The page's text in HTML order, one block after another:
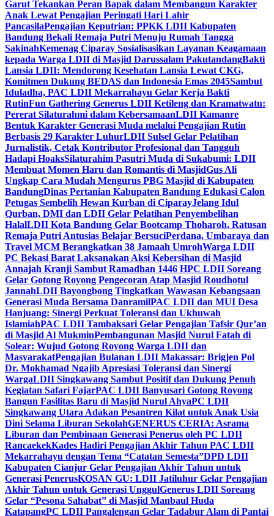
Garut Tekankan Peran Bapak dalam Membangun Karakter
Anak Lewat Pengajian Peringati Hari Lahir
PancasilaPengajian Keputrian: PPKK LDII Kabupaten
Bandung Bekali Remaja Putri Menuju Rumah Tangga
SakinahKemenag Ciparay Sosialisasikan Layanan Keagamaan
kepada Warga LDII di Masjid Darussalam PakutandangBakti
Lansia LDII: Mendorong Kesehatan Lansia Lewat CKG,
Komitmen Dukung BEDAS dan Indonesia Emas 2045Sambut
Iduladha, PAC LDII Mekarrahayu Gelar Kerja Bakti
RutinFun Gathering Generus LDII Ketileng dan Kramatwatu:
Pererat Silaturahmi dalam KebersamaanLDII Kamanre
Bentuk Karakter Generasi Muda melalui Pengajian Rutin
Berbasis 29 Karakter LuhurLDII Sulsel Gelar Pelatihan
Jurnalistik, Cetak Kontributor Profesional dan Tangguh
Hadapi HoaksSilaturahim Pasutri Muda di Sukabumi: LDII
Membuat Momen Haru dan Romantis di MasjidGus Ali
Ungkap Cara Mudah Mengurus PBG Masjid di Kabupaten
BandungDinas Pertanian Kabupaten Bandung Edukasi Calon
Petugas Sembelih Hewan Kurban di CiparayJelang Idul
Qurban, DMI dan LDII Gelar Pelatihan Penyembelihan
HalalLDII Kota Bandung Gelar Bootcamp Thoharoh, Ratusan
Remaja Putri Antusias Belajar BersuciPerdana, Umbaraya dan
Travel MCM Berangkatkan 38 Jamaah UmrohWarga LDII
PC Bekasi Barat Laksanakan Aksi Kebersihan di Masjid
Annajah Kranji Sambut Ramadhan 1446 HPC LDII Soreang
Gelar Gotong Royong Pengecoran Atap Masjid Roudhotul
JannahLDII Bayongbong Tingkatkan Wawasan Kebangsaan
Generasi Muda Bersama DanramilPAC LDII dan MUI Desa
Hanjuang: Sinergi Perkuat Toleransi dan Ukhuwah
IslamiahPAC LDII Tambaksari Gelar Pengajian Tafsir Qur’an
di Masjid Al MukminPembangunan Masjid Nurul Fatah di
Solear: Wujud Gotong Royong Warga LDII dan
MasyarakatPengajian Bulanan LDII Makassar: Brigjen Pol
Dr. Mokhamad Ngajib Apresiasi Toleransi dan Sinergi
WargaLDII Singkawang Sambut Positif dan Dukung Penuh
Kegiatan Safari FajarPAC LDII Banyusari Gotong Royong
Bangun Fasilitas Baru di Masjid Nurul AhyaPC LDII
Singkawang Utara Adakan Pesantren Kilat untuk Anak Usia
Dini Selama Liburan SekolahGENERUS CERIA: Asrama
Liburan dan Pembinaan Generasi Penerus oleh PC LDII
RancaekekKades Hadiri Pengajian Akhir Tahun PAC LDII
Mekarrahayu dengan Tema “Catatan Semesta”DPD LDII
Kabupaten Cianjur Gelar Pengajian Akhir Tahun untuk
Generasi PenerusKOSAN GU: LDII Jatiluhur Gelar Pengajian
Akhir Tahun untuk Generasi UnggulGenerus LDII Soreang
Gelar “Pesona Sahabat” di Masjid Manbaul Huda
KatapangPC LDII Pangalengan Gelar Tadabur Alam di Pantai